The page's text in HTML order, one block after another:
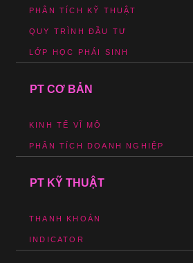
PHÂN TÍCH KỸ THUẬT
QUY TRÌNH ĐẦU TƯ
LỚP HỌC PHÁI SINH
PT CƠ BẢN
KINH TẾ VĨ MÔ
PHÂN TÍCH DOANH NGHIỆP
PT KỸ THUẬT
THANH KHOẢN
INDICATOR